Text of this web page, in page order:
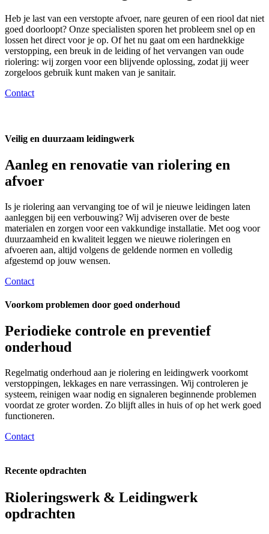
Heb je last van een verstopte afvoer, nare geuren of een riool dat niet
goed doorloopt? Onze specialisten sporen het probleem snel op en
lossen het direct voor je op. Of het nu gaat om een hardnekkige
verstopping, een breuk in de leiding of het vervangen van oude
riolering: wij zorgen voor een blijvende oplossing, zodat jij weer
zorgeloos gebruik kunt maken van je sanitair.
Contact
Veilig en duurzaam leidingwerk
Aanleg en renovatie van riolering en
afvoer
Is je riolering aan vervanging toe of wil je nieuwe leidingen laten
aanleggen bij een verbouwing? Wij adviseren over de beste
materialen en zorgen voor een vakkundige installatie. Met oog voor
duurzaamheid en kwaliteit leggen we nieuwe rioleringen en
afvoeren aan, altijd volgens de geldende normen en volledig
afgestemd op jouw wensen.
Contact
Voorkom problemen door goed onderhoud
Periodieke controle en preventief
onderhoud
Regelmatig onderhoud aan je riolering en leidingwerk voorkomt
verstoppingen, lekkages en nare verrassingen. Wij controleren je
systeem, reinigen waar nodig en signaleren beginnende problemen
voordat ze groter worden. Zo blijft alles in huis of op het werk goed
functioneren.
Contact
Recente opdrachten
Rioleringswerk & Leidingwerk
opdrachten